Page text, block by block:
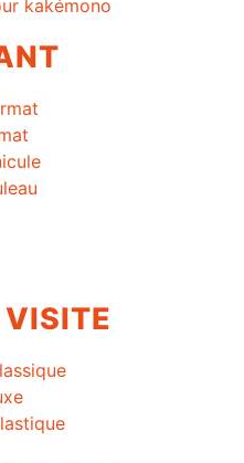
kakémono